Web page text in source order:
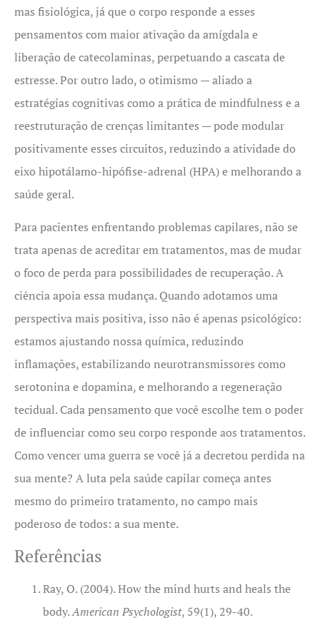
mas fisiológica, já que o corpo responde a esses
pensamentos com maior ativação da amígdala e
liberação de catecolaminas, perpetuando a cascata de
estresse. Por outro lado, o otimismo — aliado a
estratégias cognitivas como a prática de mindfulness e a
reestruturação de crenças limitantes — pode modular
positivamente esses circuitos, reduzindo a atividade do
eixo hipotálamo-hipófise-adrenal (HPA) e melhorando a
saúde geral.
Para pacientes enfrentando problemas capilares, não se
trata apenas de acreditar em tratamentos, mas de mudar
o foco de perda para possibilidades de recuperação. A
ciência apoia essa mudança. Quando adotamos uma
perspectiva mais positiva, isso não é apenas psicológico:
estamos ajustando nossa química, reduzindo
inflamações, estabilizando neurotransmissores como
serotonina e dopamina, e melhorando a regeneração
tecidual. Cada pensamento que você escolhe tem o poder
de influenciar como seu corpo responde aos tratamentos.
Como vencer uma guerra se você já a decretou perdida na
sua mente? A luta pela saúde capilar começa antes
mesmo do primeiro tratamento, no campo mais
poderoso de todos: a sua mente.
Referências
Ray, O. (2004). How the mind hurts and heals the
body.American Psychologist, 59(1), 29-40.